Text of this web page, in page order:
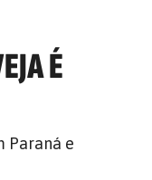
É
Paraná e